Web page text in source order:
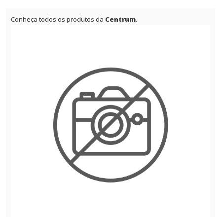
Conheça todos os produtos da Centrum.